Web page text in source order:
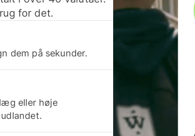
for det.
dem på sekunder.
eller høje